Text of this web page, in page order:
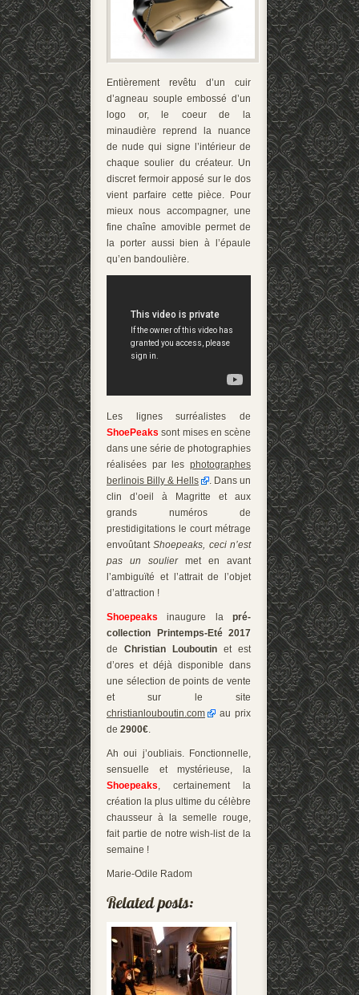
Entièrement revêtu d’un cuir
d’agneau souple embossé d’un
logo or, le coeur de la
minaudière reprend la nuance
de nude qui signe l’intérieur de
chaque soulier du créateur. Un
discret fermoir apposé sur le dos
vient parfaire cette pièce. Pour
mieux nous accompagner, une
fine chaîne amovible permet de
la porter aussi bien à l’épaule
qu’en bandoulière.
Les lignes surréalistes de
ShoePeaks sont mises en scène
dans une série de photographies
réalisées par les photographes
berlinois Billy & Hells
. Dans un
clin d’oeil à Magritte et aux
grands numéros de
prestidigitations le court métrage
envoûtantShoepeaks, ceci n’est
pas un souliermet en avant
l’ambiguïté et l’attrait de l’objet
d’attraction !
Shoepeaks inaugure la pré-
collection Printemps-Eté 2017
de Christian Louboutin et est
d’ores et déjà disponible dans
une sélection de points de vente
et sur le site
christianlouboutin.com
au prix
de 2900€.
Ah oui j’oubliais. Fonctionnelle,
sensuelle et mystérieuse, la
Shoepeaks, certainement la
création la plus ultime du célèbre
chausseur à la semelle rouge,
fait partie de notre wish-list de la
semaine !
Marie-Odile Radom